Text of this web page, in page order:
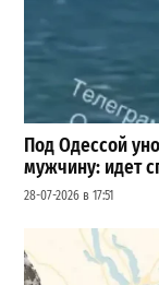
Под Одессой
мужчину: идет
28-07-2026 в 17:51